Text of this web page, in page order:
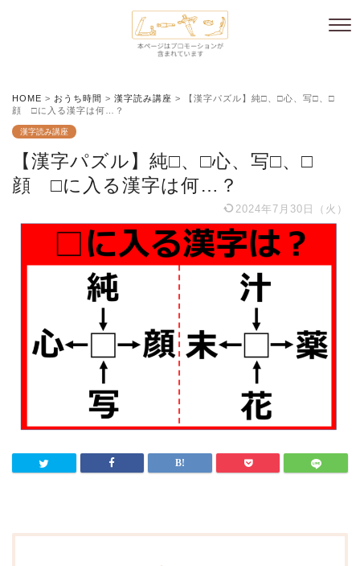
HOME > おうち時間 > 漢字読み講座 >
【漢字パズル】純□、□心、写□、□
顔 □に入る漢字は何…？
漢字読み講座
【漢字パズル】純□、□心、写□、□
顔 □に入る漢字は何…？
2024年7月30日（火）